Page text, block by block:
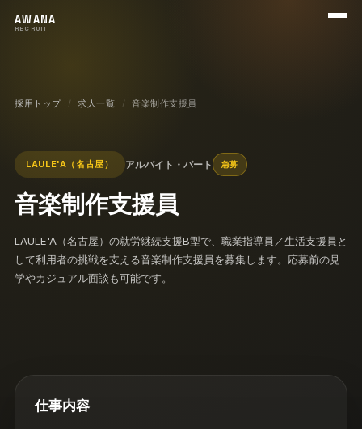
AWANA
RECRUIT メニ
採用トップ 求人一覧 音楽制作支援員
LAULE'A（名古屋） アルバイト・パート 急募
音楽制作支援員
LAULE'A（名古屋）の就労継続支援B型で、職業指導員／生活支援員と
して利用者の挑戦を支える音楽制作支援員を募集します。応募前の見
学やカジュアル面談も可能です。
仕事内容